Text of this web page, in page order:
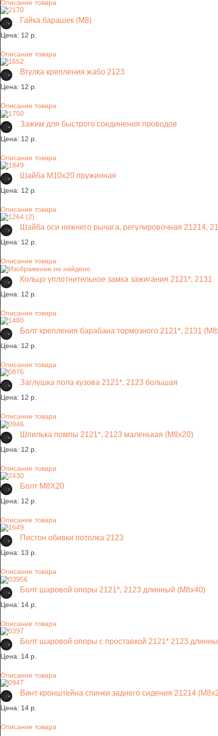
Описание товара
Гайка барашек (М8)
Цена: 12 p.
Описание товара
Втулка крепления жабо 2123
Цена: 12 p.
Описание товара
Зажим для быстрого соединения проводов
Цена: 12 p.
Описание товара
Шайба М10х20 пружинная
Цена: 12 p.
Описание товара
Шайба оси нижнего рычага, регулировочная 21214,
Цена: 12 p.
Описание товара
Кольцо уплотнительное замка зажигания 2121*, 2131
Цена: 12 p.
Описание товара
Болт крепления барабана тормозного 2121*, 2131
Цена: 12 p.
Описание товара
Заглушка пола кузова 2121*, 2123 большая
Цена: 12 p.
Описание товара
Шпилька помпы 2121*, 2123 маленькая (М8х20)
Цена: 12 p.
Описание товара
Болт М8Х20
Цена: 12 p.
Описание товара
Пистон обивки потолка 2123
Цена: 13 p.
Описание товара
Болт шаровой опоры 2121*, 2123 длинный (М8х40)
Цена: 14 p.
Описание товара
Болт шаровой опоры с проставкой 2121* 2123
Цена: 14 p.
Описание товара
Винт кронштейна спинки заднего сидения 21214
Цена: 14 p.
Описание товара